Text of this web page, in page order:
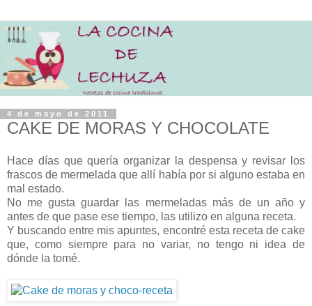
4 de mayo de 2011
CAKE DE MORAS Y CHOCOLATE
Hace días que quería organizar la despensa y revisar los
frascos de mermelada que allí había por si alguno estaba en
mal estado.
No me gusta guardar las mermeladas más de un año y
antes de que pase ese tiempo, las utilizo en alguna receta.
Y buscando entre mis apuntes, encontré esta receta de cake
que, como siempre para no variar, no tengo ni idea de
dónde la tomé.